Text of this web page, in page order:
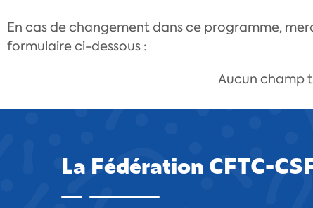
En cas de changement dans ce programme,
formulaire ci-dessous :
Aucun champ
La Fédération CFTC-